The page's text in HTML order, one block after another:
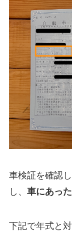
車検証を確認し
し、 車にあっ
下記で年式と